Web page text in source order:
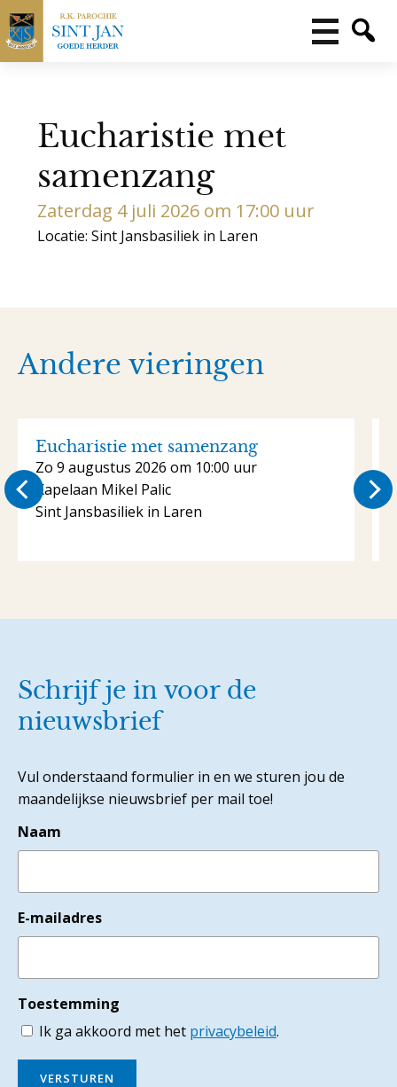
Eucharistie met
samenzang
Zaterdag 4 juli 2026 om 17:00 uur
Locatie: Sint Jansbasiliek in Laren
Andere vieringen
Eucharistie met samenzang
Zo 9 augustus 2026 om 10:00 uur
Kapelaan Mikel Palic
Sint Jansbasiliek in Laren
Schrijf je in voor de
nieuwsbrief
Vul onderstaand formulier in en we sturen jou de
maandelijkse nieuwsbrief per mail toe!
Naam
E-mailadres
Toestemming
Ik ga akkoord met het privacybeleid.
VERSTUREN